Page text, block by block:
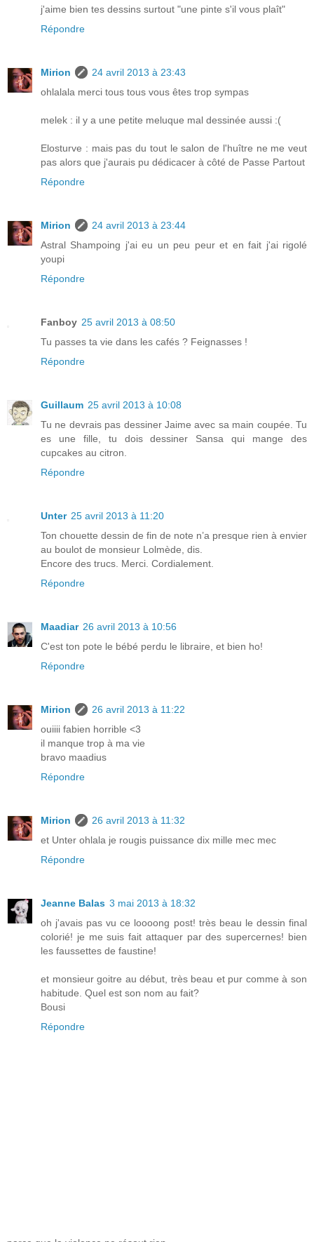
j'aime bien tes dessins surtout "une pinte s'il vous plaît"
Répondre
Mirion
24 avril 2013 à 23:43
ohlalala merci tous tous vous êtes trop sympas
melek : il y a une petite meluque mal dessinée aussi :(
Elosturve : mais pas du tout le salon de l'huître ne me veut
pas alors que j'aurais pu dédicacer à côté de Passe Partout
Répondre
Mirion
24 avril 2013 à 23:44
Astral Shampoing j'ai eu un peu peur et en fait j'ai rigolé
youpi
Répondre
Fanboy 25 avril 2013 à 08:50
Tu passes ta vie dans les cafés ? Feignasses !
Répondre
Guillaum 25 avril 2013 à 10:08
Tu ne devrais pas dessiner Jaime avec sa main coupée. Tu
es une fille, tu dois dessiner Sansa qui mange des
cupcakes au citron.
Répondre
Unter 25 avril 2013 à 11:20
Ton chouette dessin de fin de note n’a presque rien à envier
au boulot de monsieur Lolmède, dis.
Encore des trucs. Merci. Cordialement.
Répondre
Maadiar 26 avril 2013 à 10:56
C'est ton pote le bébé perdu le libraire, et bien ho!
Répondre
Mirion
26 avril 2013 à 11:22
ouiiii fabien horrible <3
il manque trop à ma vie
bravo maadius
Répondre
Mirion
26 avril 2013 à 11:32
et Unter ohlala je rougis puissance dix mille mec mec
Répondre
Jeanne Balas 3 mai 2013 à 18:32
oh j'avais pas vu ce loooong post! très beau le dessin final
colorié! je me suis fait attaquer par des supercernes! bien
les faussettes de faustine!
et monsieur goitre au début, très beau et pur comme à son
habitude. Quel est son nom au fait?
Bousi
Répondre